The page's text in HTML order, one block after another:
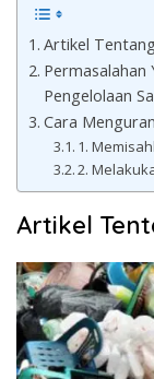
Artikel
Permasalahan
Pengelolaan
Cara
1.
2.
Artikel